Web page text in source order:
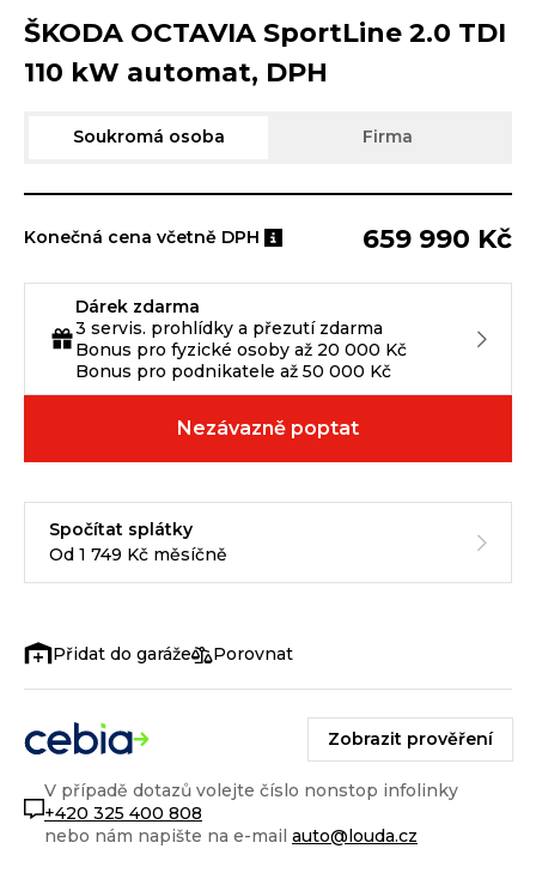
ŠKODA OCTAVIA SportLine 2.0 TDI
110 kW automat, DPH
Soukromá osoba Firma
Konečná cena včetně DPH 659 990 Kč
Dárek zdarma
3 servis. prohlídky a přezutí zdarma
Bonus pro fyzické osoby až 20 000 Kč
Bonus pro podnikatele až 50 000 Kč
Nezávazně poptat
Spočítat splátky
Od 1 749 Kč měsíčně
Porovnat
Zobrazit prověření
V případě dotazů volejte číslo nonstop infolinky
+420 325 400 808
nebo nám napište na e-mail auto@louda.cz